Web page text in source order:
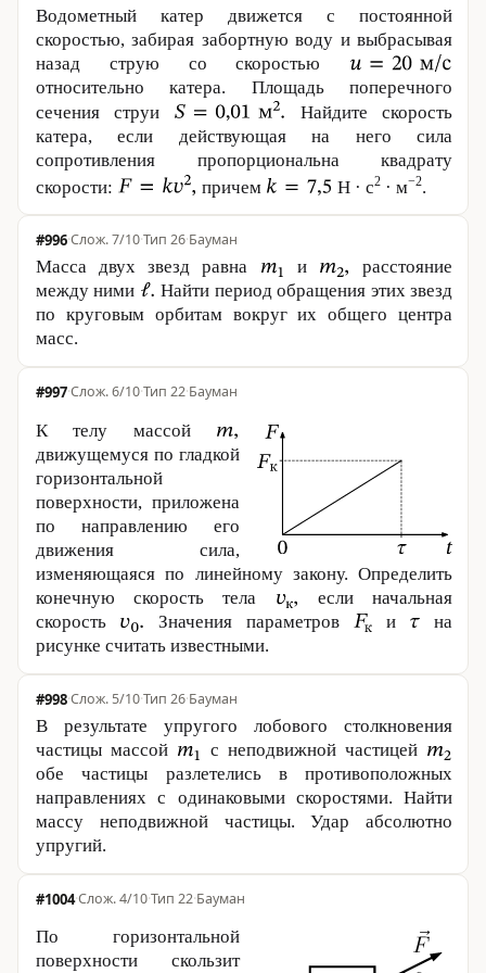
Водометный катер движется с постоянной
скоростью, забирая забортную воду и выбрасывая
назад струю со скоростью
относительно катера. Площадь поперечного
сечения струи
Найдите скорость
катера, если действующая на него сила
сопротивления пропорциональна квадрату
скорости:
причем Н · с2 · м−2.
#996· 7/10·Тип 26·Бауман
Масса двух звезд равна и
расстояние
между ними
Найти период обращения этих звезд
по круговым орбитам вокруг их общего центра
масс.
#997· 6/10·Тип 22·Бауман
К телу массой
движущемуся по гладкой
горизонтальной
поверхности, приложена
по направлению его
движения сила,
изменяющаяся по линейному закону. Определить
конечную скорость тела
если начальная
скорость
Значения параметров и
на
рисунке считать известными.
#998· 5/10·Тип 26·Бауман
В результате упругого лобового столкновения
частицы массой
с неподвижной частицей
обе частицы разлетелись в противоположных
направлениях с одинаковыми скоростями. Найти
массу неподвижной частицы. Удар абсолютно
упругий.
#1004· 4/10·Тип 22·Бауман
По горизонтальной
поверхности скользит